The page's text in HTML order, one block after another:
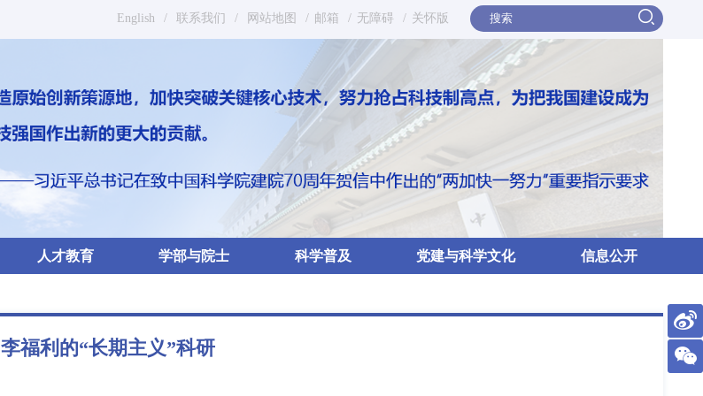
English / 联系我们 / 网站地图 / 邮箱 / 无障碍 / 关怀版
人才教育 学部与院士 科学普及 党建与科学文化 信息公开
李福利的“长期主义”科研